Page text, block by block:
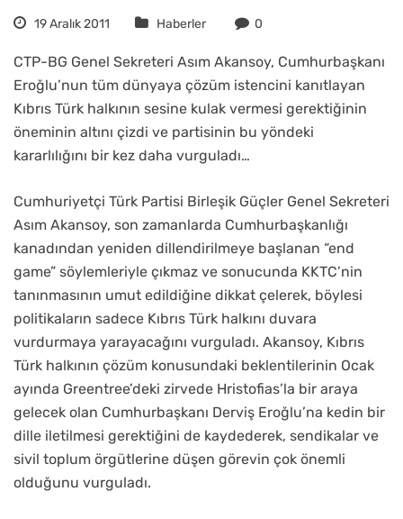
19 Aralık 2011 Haberler 0
CTP-BG Genel Sekreteri Asım Akansoy, Cumhurbaşkanı
Eroğlu’nun tüm dünyaya çözüm istencini kanıtlayan
Kıbrıs Türk halkının sesine kulak vermesi gerektiğinin
öneminin altını çizdi ve partisinin bu yöndeki
kararlılığını bir kez daha vurguladı…
Cumhuriyetçi Türk Partisi Birleşik Güçler Genel Sekreteri
Asım Akansoy, son zamanlarda Cumhurbaşkanlığı
kanadından yeniden dillendirilmeye başlanan “end
game” söylemleriyle çıkmaz ve sonucunda KKTC’nin
tanınmasının umut edildiğine dikkat çelerek, böylesi
politikaların sadece Kıbrıs Türk halkını duvara
vurdurmaya yarayacağını vurguladı. Akansoy, Kıbrıs
Türk halkının çözüm konusundaki beklentilerinin Ocak
ayında Greentree’deki zirvede Hristofias’la bir araya
gelecek olan Cumhurbaşkanı Derviş Eroğlu’na kedin bir
dille iletilmesi gerektiğini de kaydederek, sendikalar ve
sivil toplum örgütlerine düşen görevin çok önemli
olduğunu vurguladı.